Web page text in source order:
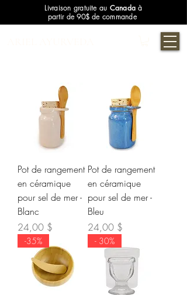
Livraison gratuite au Canada à
partir de 90$ de commande
Pot de rangement
en céramique
pour sel de mer -
Blanc
Prix
24,00 $
Pot de rangement
en céramique
pour sel de mer -
Bleu
Prix
24,00 $
-35% - 30%